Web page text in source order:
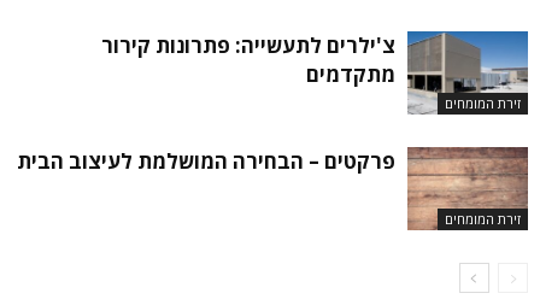
זירת המומחים
צ'ילרים לתעשייה: פתרונות קירור
מתקדמים
זירת המומחים
פרקטים – הבחירה המושלמת לעיצוב הבית